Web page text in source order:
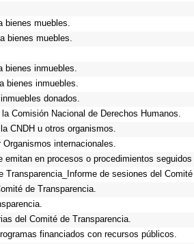
bienes muebles.
bienes muebles.
bienes inmuebles.
bienes inmuebles.
donados.
Comisión Nacional de Derechos Humanos.
CNDH u otros organismos.
internacionales.
en procesos o procedimientos
de sesiones del
de Transparencia.
del Comité de Transparencia.
financiados con recursos públicos.